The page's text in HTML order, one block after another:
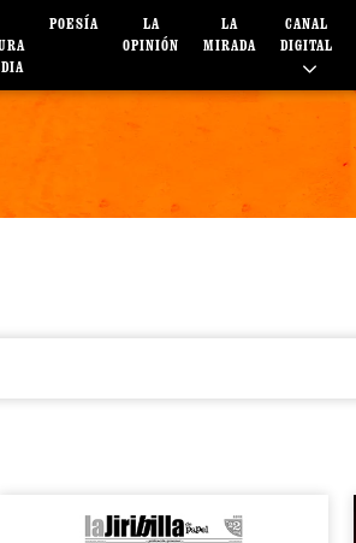
POESÍA
LA
OPINIÓN
LA
MIRADA
CANAL
DIGITAL